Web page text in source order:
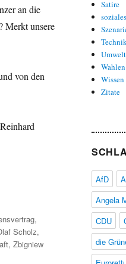
an die
Merkt unsere
von den
,
Scholz,
,Zbigniew
Satire
soziales
Umwelt
Wahlen
Wissen
Zitate
AfD
Angela
CDU
die